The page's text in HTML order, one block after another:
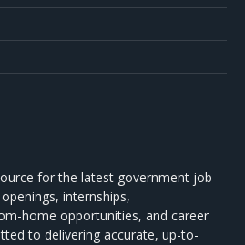
for the latest government job
internships,
home opportunities, and career
to delivering accurate, up-to-